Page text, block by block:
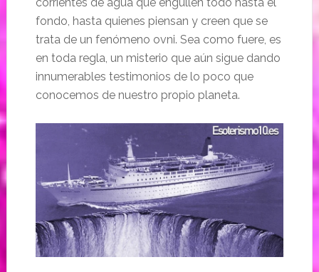
fondo, hasta quienes piensan y creen que se
trata de un fenómeno ovni. Sea como fuere, es
en toda regla, un misterio que aún sigue dando
innumerables testimonios de lo poco que
conocemos de nuestro propio planeta.